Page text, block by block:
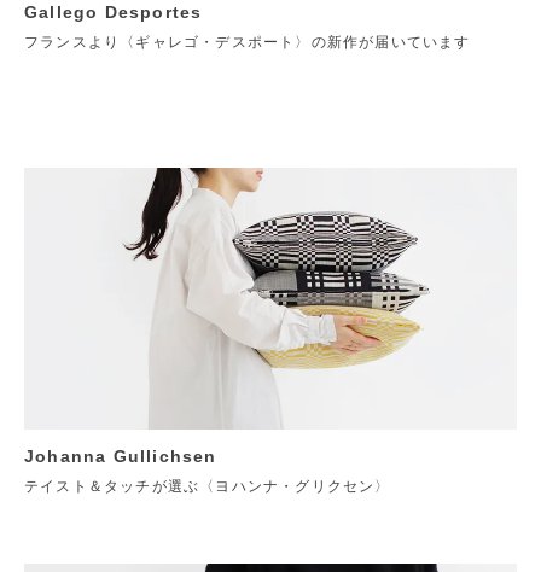
Gallego Desportes
フランスより〈ギャレゴ・デスポート〉の新作が届いています
Johanna Gullichsen
テイスト＆タッチが選ぶ〈ヨハンナ・グリクセン〉